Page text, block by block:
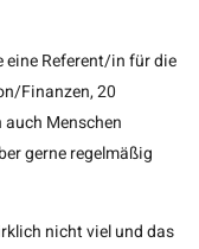
eine Referent/in für die
Finanzen, 20
Menschen
gerne regelmäßig
nicht viel und das